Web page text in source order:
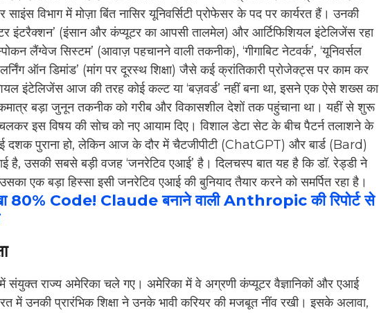
साइंस विभाग में मोज़ा बिंत नासिर यूनिवर्सिटी प्रोफेसर के पद पर कार्यरत हैं। उनकी
इंटरैक्शन’ (इंसान और कंप्यूटर का आपसी तालमेल) और आर्टिफिशियल इंटेलिजेंस रहा
लैंग्वेज सिस्टम’ (आवाज़ पहचानने वाली तकनीक), ‘गीगाबिट नेटवर्क’, ‘यूनिवर्सल
ऑन डिमांड’ (मांग पर दूरस्थ शिक्षा) जैसे कई क्रांतिकारी प्रोजेक्ट्स पर काम कर
इंटेलिजेंस आज की तरह कोई कल्ट या ‘बज़वर्ड’ नहीं बना था, इसने एक ऐसे शख्स का
बड़ा जुनून तकनीक को गरीब और विकासशील देशों तक पहुंचाना था। यहीं से शुरू
इस विषय की सोच को नए आयाम दिए। विशाल डेटा सेट के बीच पैटर्न तलाशने के
दशक पुराना हो, लेकिन आज के दौर में चैटजीपीटी (ChatGPT) और बार्ड (Bard)
उसकी सबसे बड़ी वजह ‘जनरेटिव एआई’ है। दिलचस्प बात यह है कि डॉ. रेड्डी ने
एक बड़ा हिस्सा इसी जनरेटिव एआई की बुनियाद तैयार करने को समर्पित रहा है।
80% Code! Claude बनाने वाली Anthropic की रिपोर्ट से
संयुक्त राज्य अमेरिका चले गए। अमेरिका में वे अग्रणी कंप्यूटर वैज्ञानिकों और एआई
में उनकी प्रारंभिक शिक्षा ने उनके भावी करियर की मजबूत नींव रखी। इसके अलावा,